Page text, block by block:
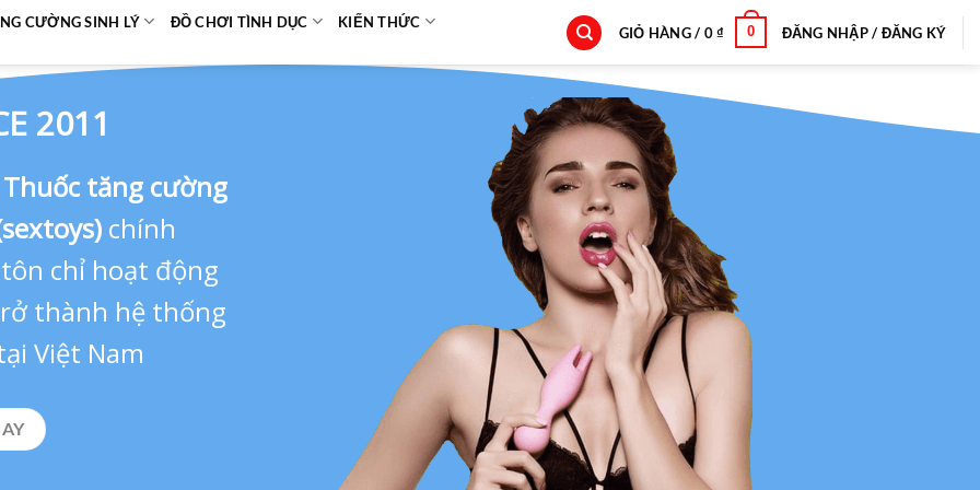
CƯỜNG SINH LÝ ĐỒ CHƠI TÌNH DỤC KIẾN THỨC
GIỎ HÀNG / 0₫ 0 ĐĂNG NHẬP / ĐĂNG KÝ
2011
Thuốc tăng cường
chính
chỉ hoạt động
thành hệ thống
Việt Nam